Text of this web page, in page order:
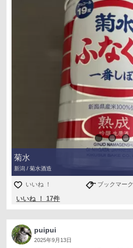
菊水
新潟 / 菊水酒造
いいね ！ ブックマーク
いいね ！ 17件
puipui
2025年9月13日